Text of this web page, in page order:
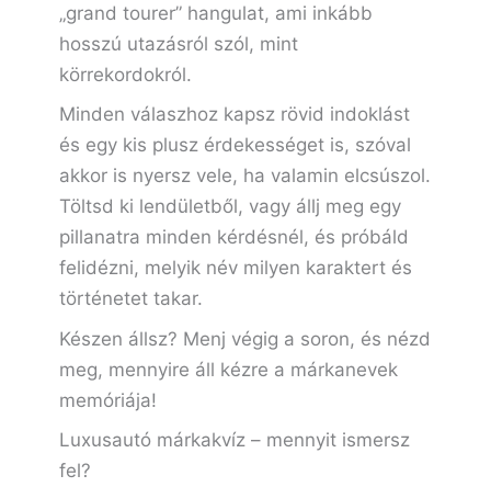
„grand tourer” hangulat, ami inkább
hosszú utazásról szól, mint
körrekordokról.
Minden válaszhoz kapsz rövid indoklást
és egy kis plusz érdekességet is, szóval
akkor is nyersz vele, ha valamin elcsúszol.
Töltsd ki lendületből, vagy állj meg egy
pillanatra minden kérdésnél, és próbáld
felidézni, melyik név milyen karaktert és
történetet takar.
Készen állsz? Menj végig a soron, és nézd
meg, mennyire áll kézre a márkanevek
memóriája!
Luxusautó márkakvíz – mennyit ismersz
fel?